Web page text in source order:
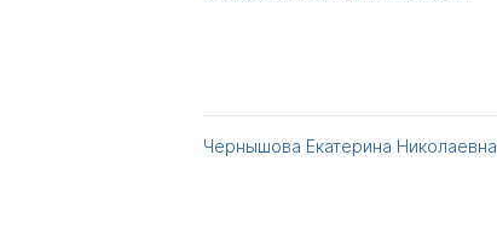
Чернышова Екатерина Николаевна